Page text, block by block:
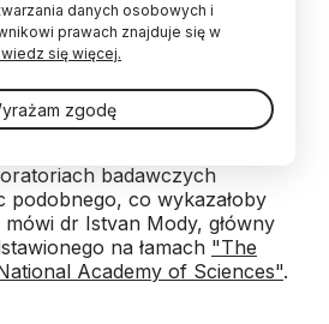
California, Los Angeles opisał
udało się przywrócić
Alzheimera.
badawczych
podobnego, co wykazałoby
dr Istvan Mody, główny
na łamach "The
Academy of Sciences".
danych osobowych i
prawach znajduje się w
się więcej.
zgodę